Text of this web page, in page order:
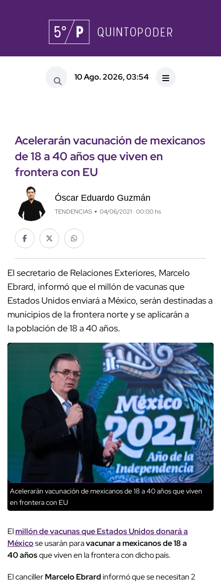
10 Ago. 2026, 03:54
Acelerarán vacunación de mexicanos
de 18 a 40 años que viven en
frontera con EU
Óscar Eduardo Guzmán
TENDENCIAS 04/06/2021 · 00:00 hs
El secretario de Relaciones Exteriores, Marcelo
Ebrard, informó que el millón de vacunas que
Estados Unidos enviará a México, serán destinadas a
municipios de la frontera norte y se aplicarán a
la población de 18 a 40 años.
Acelerarán vacunación de mexicanos de 18 a 40 años que viven
en frontera con EU
Elmillón de vacunas que Estados Unidos donará a
Méxicose usarán paravacunar a mexicanos de 18 a
40 añosque viven en la frontera con dicho país.
El cancillerMarcelo Ebrardinformó que se necesitan 2